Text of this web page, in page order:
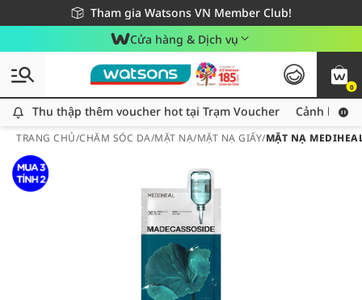
Tham gia Watsons VN Member Club!
Miễn phí giao hàng cho đơn hàng từ 249,000Đ
Giao hàng nhanh 24h - Áp dụng khu vực TP. Hồ Chí Minh
Cửa hàng & Dịch vụ
0
Thu thập thêm voucher hot tại Trạm Voucher
Thu thập thêm voucher hot tại Trạm Voucher Cảnh báo
TRANG CHỦ/CHĂM SÓC DA/MẶT NẠ/MẶT NẠ GIẤY/MẶT NẠ